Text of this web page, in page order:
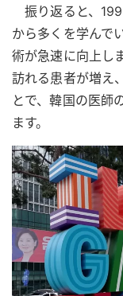
振り返ると、
から多くを学んで
術が急速に向上し
訪れる患者が増え
とで、韓国の医師
ます。